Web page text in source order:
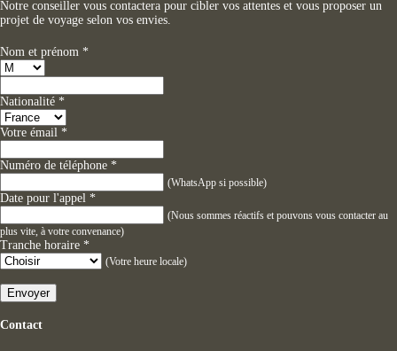
Notre conseiller vous contactera pour cibler vos attentes et vous proposer un
projet de voyage selon vos envies.
Nom et prénom *
Nationalité *
Votre émail *
Numéro de téléphone *
(WhatsApp si possible)
Date pour l'appel *
(Nous sommes réactifs et pouvons vous contacter au
plus vite, à votre convenance)
Tranche horaire *
(Votre heure locale)
Envoyer
Contact